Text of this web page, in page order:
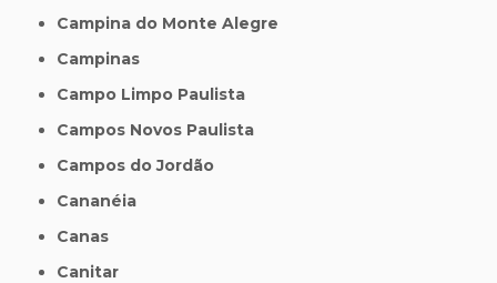
Campina do Monte Alegre
Campinas
Campo Limpo Paulista
Campos Novos Paulista
Campos do Jordão
Cananéia
Canas
Canitar